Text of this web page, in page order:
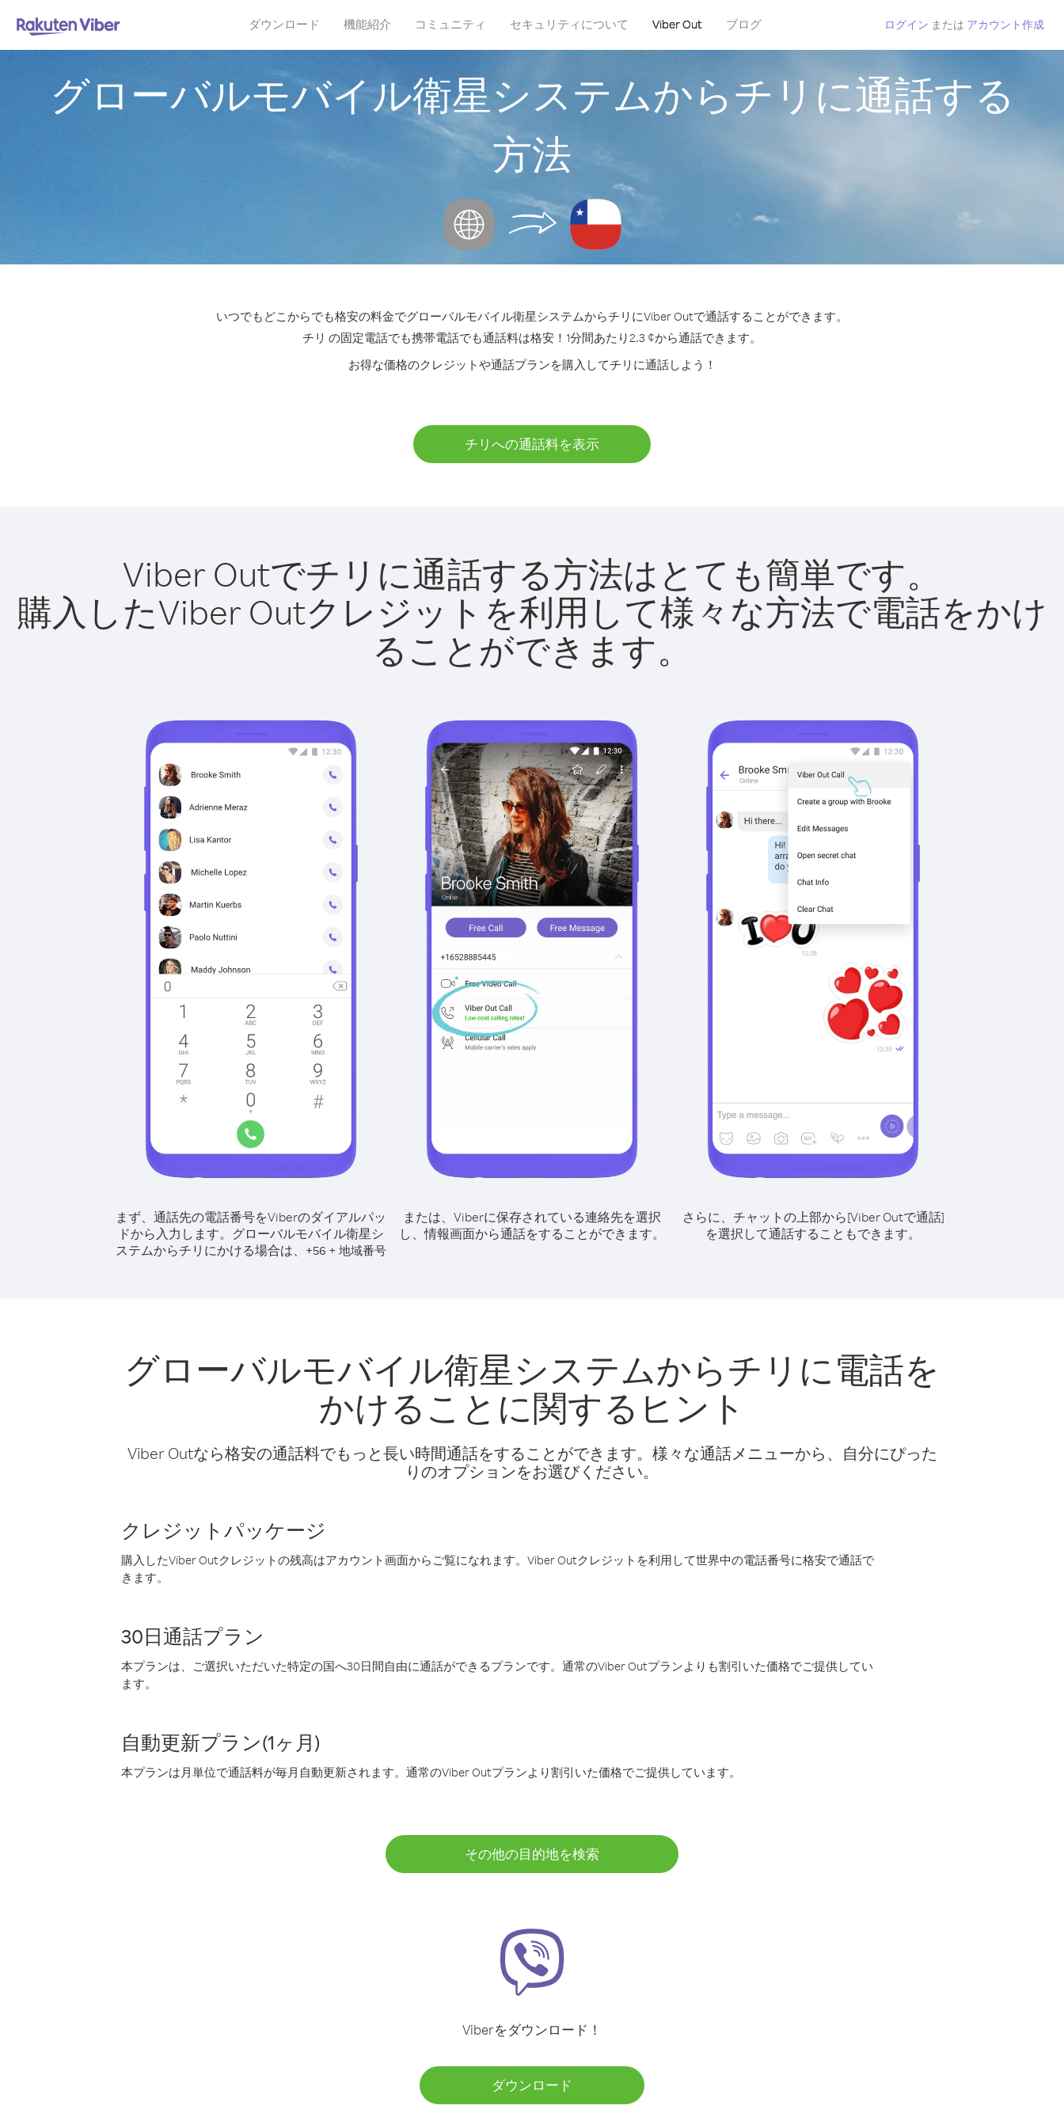
ダウンロード 機能紹介 コミュニティ セキュリティについて Viber Out ブログ ログイン または アカウント作成
グローバルモバイル衛星システムからチリに通話する
方法
いつでもどこからでも格安の料金でグローバルモバイル衛星システムからチリにViber Outで通話することができます。
チリ の固定電話でも携帯電話でも通話料は格安！1分間あたり2.3 ¢から通話できます。
お得な価格のクレジットや通話プランを購入してチリに通話しよう！
チリへの通話料を表示
Viber Outでチリに通話する方法はとても簡単です。
購入したViber Outクレジットを利用して様々な方法で電話をかけ
ることができます。
まず、通話先の電話番号をViberのダイアルパッ
ドから入力します。 グローバルモバイル衛星シ
ステムからチリにかける場合は、 +56 + 地域番号
または、Viberに保存されている連絡先を選択
し、情報画面から通話をすることができます。
さらに、チャットの上部から[Viber Outで通話]
を選択して通話することもできます。
グローバルモバイル衛星システムからチリに電話を
かけることに関するヒント
Viber Outなら格安の通話料でもっと長い時間通話をすることができます。様々な通話メニューから、自分にぴった
りのオプションをお選びください。
クレジットパッケージ
購入したViber Outクレジットの残高はアカウント画面からご覧になれます。Viber Outクレジットを利用して世界中の電話番号に格安で通話で
きます。
30日通話プラン
本プランは、ご選択いただいた特定の国へ30日間自由に通話ができるプランです。通常のViber Outプランよりも割引いた価格でご提供してい
ます。
自動更新プラン(1ヶ月)
本プランは月単位で通話料が毎月自動更新されます。通常のViber Outプランより割引いた価格でご提供しています。
その他の目的地を検索
Viberをダウンロード！
ダウンロード